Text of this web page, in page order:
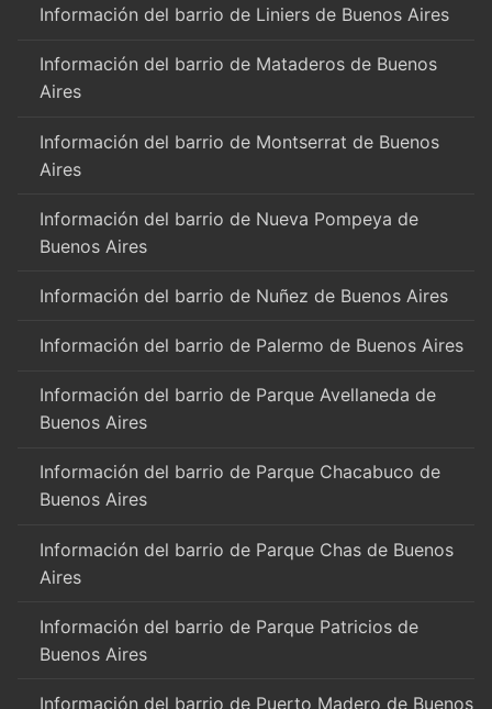
Información del barrio de Liniers de Buenos Aires
Información del barrio de Mataderos de Buenos
Aires
Información del barrio de Montserrat de Buenos
Aires
Información del barrio de Nueva Pompeya de
Buenos Aires
Información del barrio de Nuñez de Buenos Aires
Información del barrio de Palermo de Buenos Aires
Información del barrio de Parque Avellaneda de
Buenos Aires
Información del barrio de Parque Chacabuco de
Buenos Aires
Información del barrio de Parque Chas de Buenos
Aires
Información del barrio de Parque Patricios de
Buenos Aires
Información del barrio de Puerto Madero de Buenos